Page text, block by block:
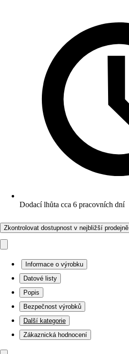
Dodací lhůta cca 6 pracovních dní
Zkontrolovat dostupnost v nejbližší prodejně
Informace o výrobku
Datové listy
Popis
Bezpečnost výrobků
Další kategorie
Zákaznická hodnocení